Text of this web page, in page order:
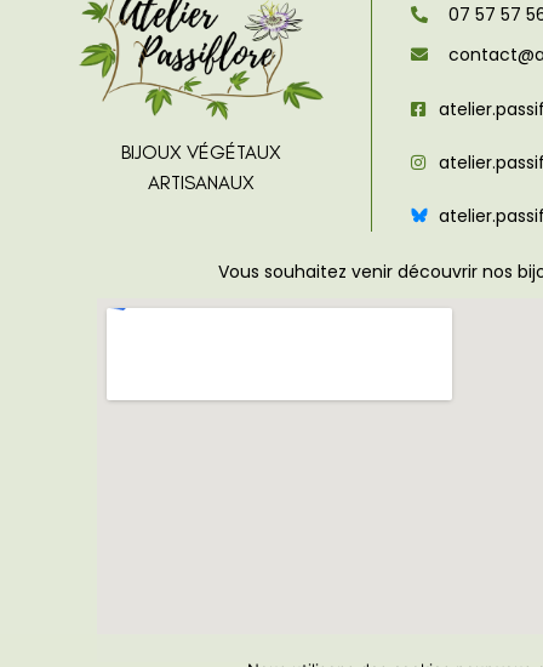
BIJOUX VÉGÉTAUX
ARTISANAUX
07 57 57
Vous souhaitez venir découvrir nos